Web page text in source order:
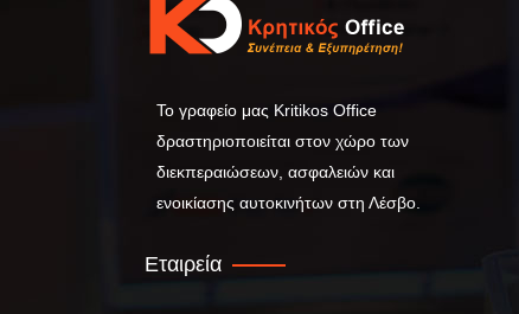
Το γραφείο μας Kritikos Office
δραστηριοποιείται στον χώρο των
διεκπεραιώσεων, ασφαλειών και
ενοικίασης αυτοκινήτων στη Λέσβο.
Εταιρεία